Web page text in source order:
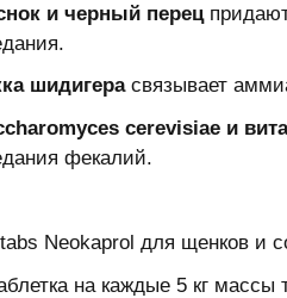
и черный перец
шидигерасвязывает
cerevisiae и
фекалий.
Neokaprol для щенков и
на каждые 5 кг массы